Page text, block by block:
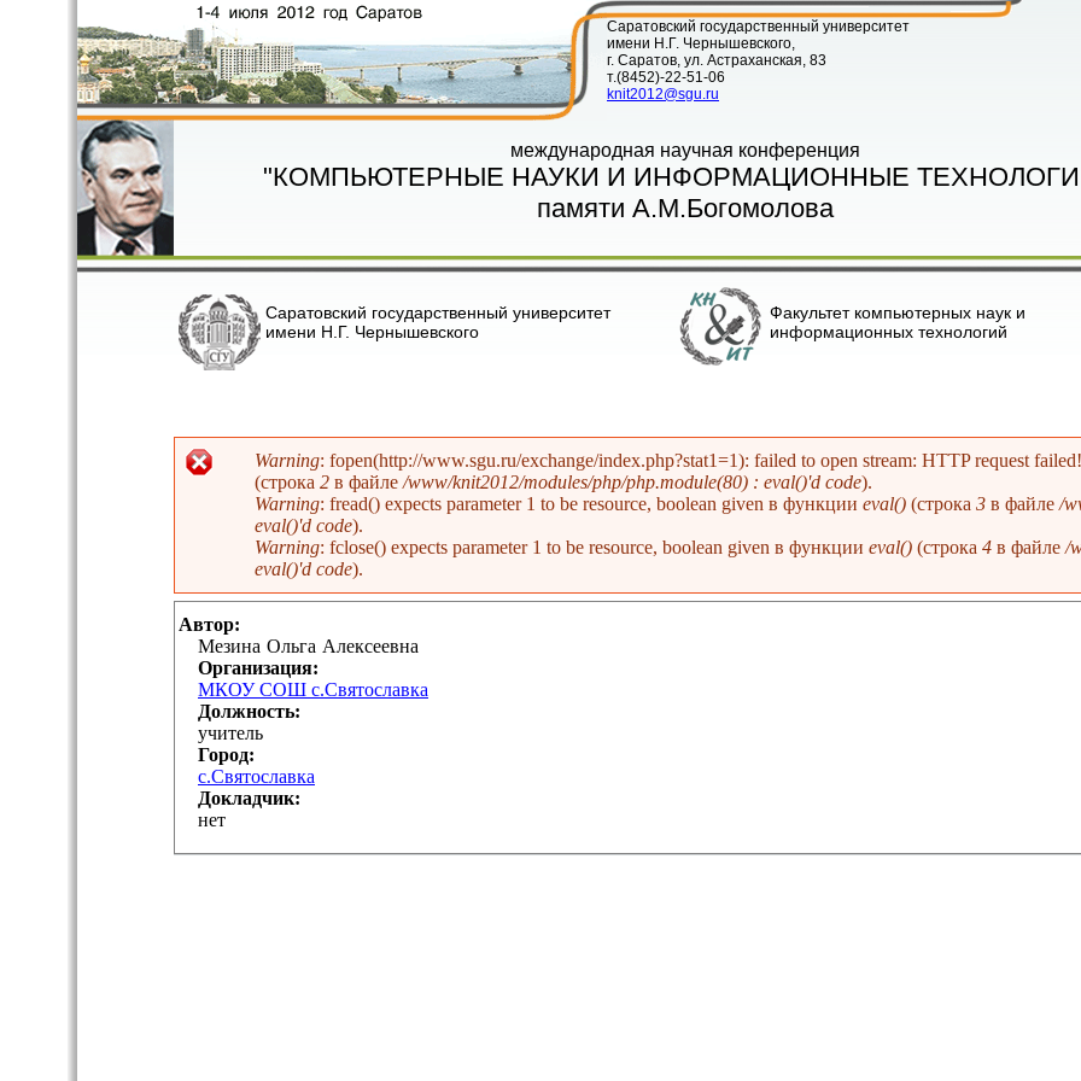
Перейти к основному содержанию
Саратовский государственный университет
имени Н.Г. Чернышевского,
г. Саратов, ул. Астраханская, 83
т.(8452)-22-51-06
knit2012@sgu.ru
международная научная конференция
"КОМПЬЮТЕРНЫЕ НАУКИ И ИНФОРМАЦИОННЫЕ
памяти А.М.Богомолова
Саратовский государственный университет
имени Н.Г. Чернышевского
Факультет компьютерных наук и
информационных технологий
Сообщение об ошибке
Warning: fopen(http://www.sgu.ru/exchange/index.php?stat1=1): failed to open stream: HTTP request
(строка 2 в файле /www/knit2012/modules/php/php.module(80) : eval()'d code).
Warning: fread() expects parameter 1 to be resource, boolean given в функции eval() (строка 3 в файле /
eval()'d code).
Warning: fclose() expects parameter 1 to be resource, boolean given в функции eval() (строка 4 в файле /
eval()'d code).
Автор:
Мезина Ольга Алексеевна
Организация:
МКОУ СОШ с.Святославка
Должность:
учитель
Город:
с.Святославка
Докладчик:
нет